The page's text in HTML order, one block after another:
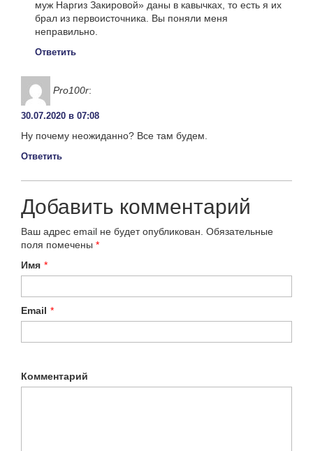
муж Наргиз Закировой» даны в кавычках, то есть я их
брал из первоисточника. Вы поняли меня
неправильно.
Ответить
Pro100r:
30.07.2020 в 07:08
Ну почему неожиданно? Все там будем.
Ответить
Добавить комментарий
Ваш адрес email не будет опубликован. Обязательные
поля помечены *
Имя *
Email *
Комментарий